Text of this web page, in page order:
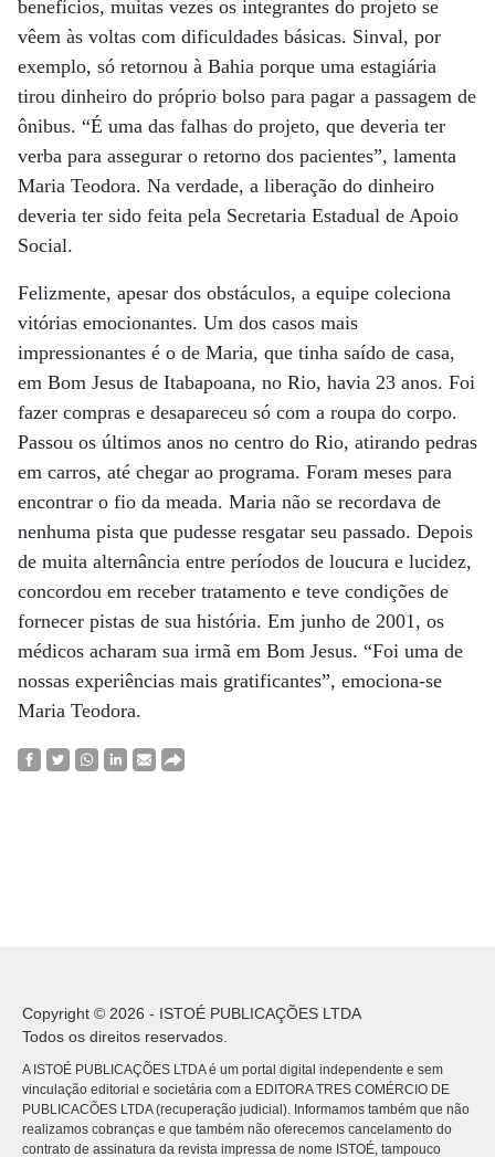
benefícios, muitas vezes os integrantes do projeto se
vêem às voltas com dificuldades básicas. Sinval, por
exemplo, só retornou à Bahia porque uma estagiária
tirou dinheiro do próprio bolso para pagar a passagem de
ônibus. “É uma das falhas do projeto, que deveria ter
verba para assegurar o retorno dos pacientes”, lamenta
Maria Teodora. Na verdade, a liberação do dinheiro
deveria ter sido feita pela Secretaria Estadual de Apoio
Social.
Felizmente, apesar dos obstáculos, a equipe coleciona
vitórias emocionantes. Um dos casos mais
impressionantes é o de Maria, que tinha saído de casa,
em Bom Jesus de Itabapoana, no Rio, havia 23 anos. Foi
fazer compras e desapareceu só com a roupa do corpo.
Passou os últimos anos no centro do Rio, atirando pedras
em carros, até chegar ao programa. Foram meses para
encontrar o fio da meada. Maria não se recordava de
nenhuma pista que pudesse resgatar seu passado. Depois
de muita alternância entre períodos de loucura e lucidez,
concordou em receber tratamento e teve condições de
fornecer pistas de sua história. Em junho de 2001, os
médicos acharam sua irmã em Bom Jesus. “Foi uma de
nossas experiências mais gratificantes”, emociona-se
Maria Teodora.
Copyright © 2026 - ISTOÉ PUBLICAÇÕES LTDA
Todos os direitos reservados.
A ISTOÉ PUBLICAÇÕES LTDA é um portal digital independente e sem
vinculação editorial e societária com a EDITORA TRES COMÉRCIO DE
PUBLICACÕES LTDA (recuperação judicial). Informamos também que não
realizamos cobranças e que também não oferecemos cancelamento do
contrato de assinatura da revista impressa de nome ISTOÉ, tampouco